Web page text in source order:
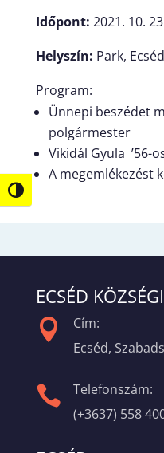
Nagy kontraszt váltása
Időpont: 2021. 10.
Helyszín: Park,
Program:
Ünnepi beszédet
polgármester
Vikidál Gyula ’56-
A megemlékezést
ECSÉD

Cím:
Ecséd,

Telefonszám:
(+3637) 558